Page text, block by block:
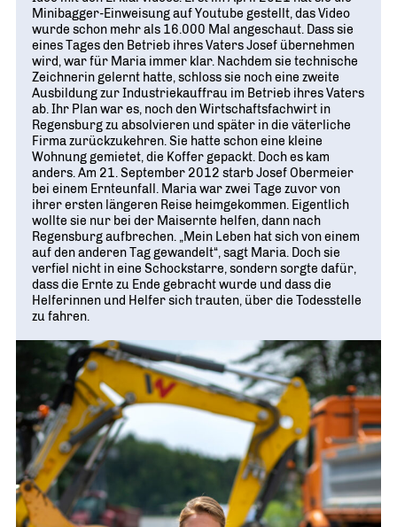
G20 Young Entrepreneurs‘ Alliance
CREATIVE YOUNG ENTREPRENEUR
Minibagger-Einweisung auf Youtube gestellt, das Video
wurde schon mehr als 16.000 Mal angeschaut. Dass sie
eines Tages den Betrieb ihres Vaters Josef übernehmen
wird, war für Maria immer klar. Nachdem sie technische
Zeichnerin gelernt hatte, schloss sie noch eine zweite
Ausbildung zur Industriekauffrau im Betrieb ihres Vaters
ab. Ihr Plan war es, noch den Wirtschaftsfachwirt in
Regensburg zu absolvieren und später in die väterliche
Firma zurückzukehren. Sie hatte schon eine kleine
Wohnung gemietet, die Koffer gepackt. Doch es kam
anders. Am 21. September 2012 starb Josef Obermeier
bei einem Ernteunfall. Maria war zwei Tage zuvor von
ihrer ersten längeren Reise heimgekommen. Eigentlich
wollte sie nur bei der Maisernte helfen, dann nach
Regensburg aufbrechen. „Mein Leben hat sich von einem
auf den anderen Tag gewandelt“, sagt Maria. Doch sie
verfiel nicht in eine Schockstarre, sondern sorgte dafür,
dass die Ernte zu Ende gebracht wurde und dass die
Helferinnen und Helfer sich trauten, über die Todesstelle
zu fahren.